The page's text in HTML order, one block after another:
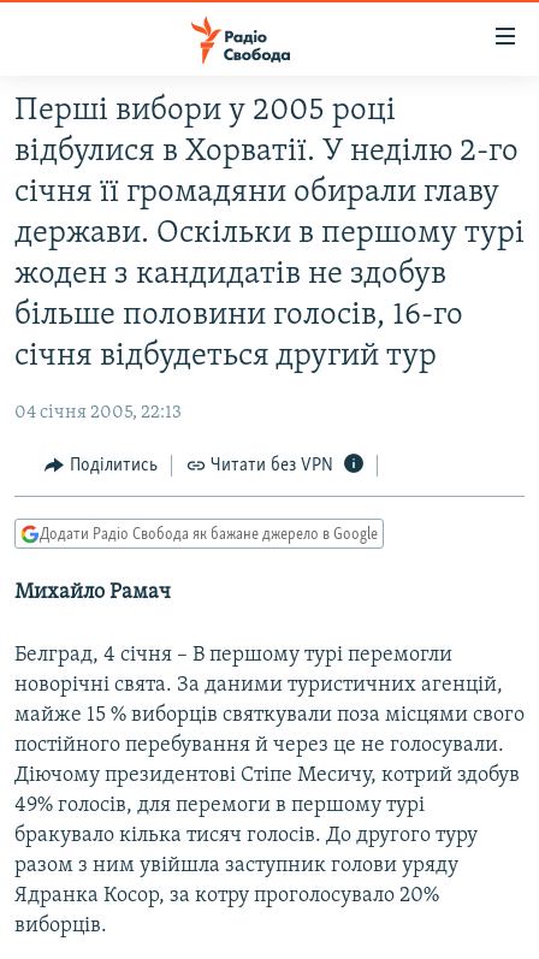
Перейти
до
основного
матеріалу
до
основної
навігації
до
РАДІО СВОБОДА – 70 РОКІВ
ВСЕ ЗА ДОБУ
СУСПІЛЬСТВО
УКРАЇНА
СВІТ
ВІЙНА
РОСІЙСЬКА «ФІЛЬТРАЦІЯ»
ДОНБАС.РЕАЛІЇ
СХЕМИ
ПРИАЗОВ’Я
МУЛЬТИМЕДІА
ФОТО
СПЕЦПРОЄКТИ
ПОДКАСТИ
КРИМ РЕАЛІЇ
РУС
УКР
КТАТ
Першi вибори у 2005 роцi
вiдбулися в Хорватiї. У недiлю 2-го
сiчня її громадяни обирали главу
держави. Оскiльки в першому турi
жоден з кандидатiв не здобув
бiльше половини голосiв, 16-го
сiчня вiдбудеться другий тур
04 січня 2005, 22:13
Поділитись Читати без VPN
Додати Радіо Свобода як бажане джерело в Google
Михайло Рамач
Белград, 4 сiчня – В першому турi перемогли
новорiчнi свята. За даними туристичних агенцiй,
майже 15 % виборцiв святкували поза мiсцями свого
постiйного перебування й через це не голосували.
Дiючому президентовi Стiпе Месичу, котрий здобув
49% голосiв, для перемоги в першому турi
бракувало кiлька тисяч голосiв. До другого туру
разом з ним увiйшла заступник голови уряду
Ядранка Косор, за котру проголосувало 20%
виборцiв.